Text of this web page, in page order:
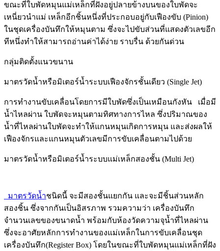
ขณะที่ใบพัดหมุนแม่เหล็กที่ฝังอยู่ปลายข้างบนของใบพัดจะ
เหนี่ยวนำแม่ เหล็กอีกชิ้นหนึ่งที่ประกอบอยู่กับเฟืองขับ (Pinion)
ในชุดเครื่องบันทึกให้หมุนตาม ซึ่งจะไปขับส่วนที่แสดงตัวเลขอีก
ทีหนึ่งทำให้สามารถอ่านค่าได้ง่าย ราบรื่น ด้วยกันด่วน
กลุ่มติดตั้งแนวขนาน
มาตรวัดน้ำหรือมิเตอร์น้ำระบบเฟืองจักรชั้นเดียว (Single Jet)
การทำงานขับเคลื่อนโดยการมีใบพัดซึ่งเป็นเหมือนกังหัน เมื่อมี
น้ำไหลผ่าน ใบพัดจะหมุนตามทิศทางการไหล ซึ่งปริมาณของ
น้ำที่ไหลผ่านใบพัดจะทำให้แกนหมุนเกิดการหมุน และส่งผลให้
เฟืองจักรและแกนหมุนตัวเลขมีการขับเคลื่อนตามไปด้วย
มาตรวัดน้ำหรือมิเตอร์น้ำระบบแม่เหล็กสองชั้น (Multi Jet)
มาตรวัดน้ำชนิดนี้ จะมีสองชั้นแยกกัน และจะมีชิ้นส่วนหลัก
สองชิ้น ซึ่งจากกันเป็นอิสรภาพ รวมความว่า เครื่องบันทึก
จำนวนเลขของขนาดน้ำ พร้อมกับห้องวัดความจุน้ำที่ไหลผ่าน
ซึ่งจะอาศัยหลักการทำงานของแม่เหล็กในการขับเคลื่อนชุด
เครื่องบันทึก(Register Box) โดยในขณะที่ใบพัดหมุนแม่เหล็กที่ฝัง